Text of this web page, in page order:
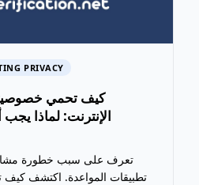
PRIVACY
كيف تحمي
الإنترنت: لماذا
تعرف على سبب خطورة
تطبيقات المواعدة. اكتشف كيف